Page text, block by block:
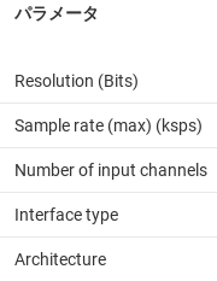
Resolution (Bits)
Sample rate (max) (ksps)
Number of input channels
Interface type
Architecture